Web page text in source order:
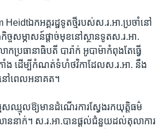
ឯក​អគ្គ​រដ្ឋទូត​ថ្មី​របស់​ស.រ.អា.​ប្រចាំ​នៅ​
កិច្ច​សម្ភាសន៍​ផ្តាច់​មុខ​នៅ​ស្ថានទូត​ស.រ.អា.​
ក​ប្រធានាធិបតី ​បារ៉ាក់ អូបាម៉ា​កំពុងតែ​ធ្វើ​
កាំង ​ដើម្បី​កំណត់​ទំហំ​ថវិកា​ដែល​ស.រ.អា.​ នឹង​
នៅ​ពេល​អនាគត។
ឈ្មុល​ឱ្យ​មាន​ដំណើរការ​ស្វែង​រក​យុត្តិធម៌​
ន​នាក់។ ​ស.រ.អា.​បាន​ផ្ដល់​ជំនួយ​ដល់​តុលាការ​